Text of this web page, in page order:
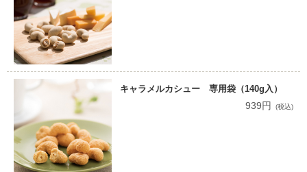
キャラメルカシュー 専用袋（140g入）
939円 (税込)